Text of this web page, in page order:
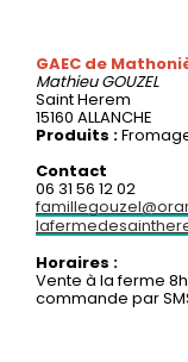
GAEC de
MathieuGOUZEL
Saint Herem
15160 ALLANCHE
Produits :
Contact
06 31 56 12 02
Horaires :
Vente à la ferme
commande par